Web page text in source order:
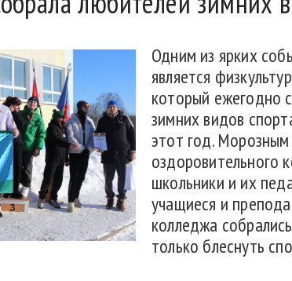
Одним из ярких
является
который ежегодно
зимних видов
этот год.
оздоровительного
школьники и их
учащиеся и
колледжа
только блеснуть